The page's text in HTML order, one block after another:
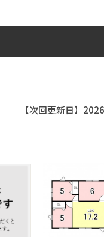
【次回更新日】